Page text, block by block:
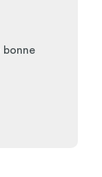
bonne